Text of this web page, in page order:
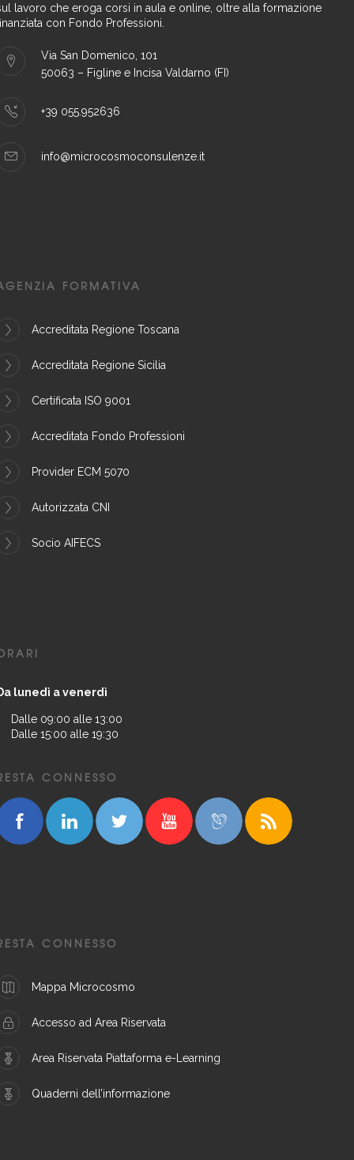
lavoro che eroga corsi in aula e online, oltre alla formazione
con Fondo Professioni.
Via San Domenico, 101
50063 – Figline e Incisa Valdarno (FI)
+39 055.952636
info@microcosmoconsulenze.it
FORMATIVA
Accreditata Regione Toscana
Accreditata Regione Sicilia
Certificata ISO 9001
Accreditata Fondo Professioni
Provider ECM 5070
Autorizzata CNI
Socio AIFECS
lunedì a venerdì
Dalle 09:00 alle 13:00
Dalle 15:00 alle 19:30
CONNESSO
CONNESSO
Mappa Microcosmo
Accesso ad Area Riservata
Area Riservata Piattaforma e-Learning
Quaderni dell’informazione